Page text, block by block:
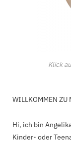
Klick
WILLKOMMEN ZU
Hi, ich bin
Kinder- oder